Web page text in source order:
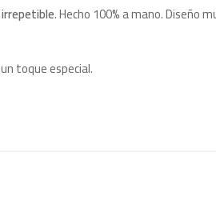
. Hecho 100% a mano. Diseño
toque especial.